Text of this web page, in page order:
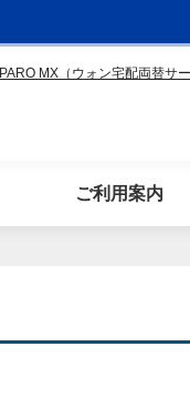
MX（ウォン宅配両替サー
ご利用案内